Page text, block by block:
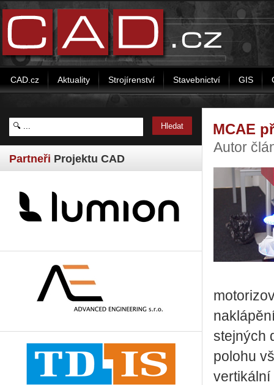
CAD.cz Aktuality Strojírenství Stavebnictví GIS
Partneři Projektu CAD
MCAE
Autor
stejných
polohu
vertikální